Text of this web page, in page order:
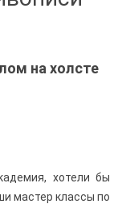
на холсте
хотели бы
мастер классы по